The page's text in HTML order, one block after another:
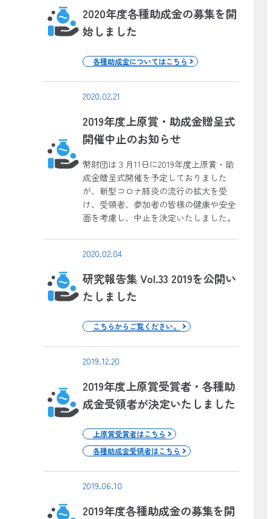
2020年度各種助成金の募集を開
始しました
各種助成金についてはこちら
2020.02.21
2019年度上原賞・助成金贈呈式
開催中止のお知らせ
幣財団は３月11日に2019年度上原賞・助
成金贈呈式開催を予定しておりました
が、新型コロナ肺炎の流行の拡大を受
け、受領者、参加者の皆様の健康や安全
面を考慮し、中止を決定いたしました。
2020.02.04
研究報告集 Vol.33 2019を公開い
たしました
こちらからご覧ください。
2019.12.20
2019年度上原賞受賞者・各種助
成金受領者が決定いたしました
上原賞受賞者はこちら
各種助成金受領者はこちら
2019.06.10
2019年度各種助成金の募集を開